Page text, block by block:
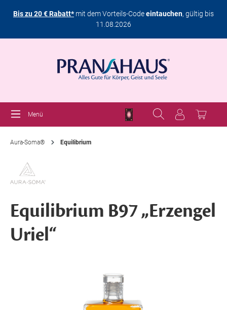
Bis zu 20 € Rabatt*mit dem Vorteils-Codeeintauchen, gültig bis
11.08.2026
Menü
Aura-Soma® Equilibrium
Equilibrium B97 „Erzengel
Uriel“